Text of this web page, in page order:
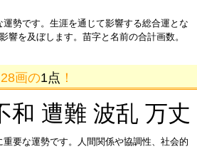
勢です。生涯を通じて影響する総合運とな
響を及ぼします。苗字と名前の合計画数。
画の1点 ！
和 遭難 波乱 万丈
要な運勢です。人間関係や協調性、社会的